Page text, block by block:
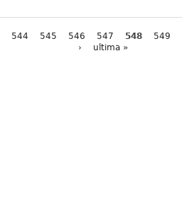
544 545 546 547 548 549
›
ultima »